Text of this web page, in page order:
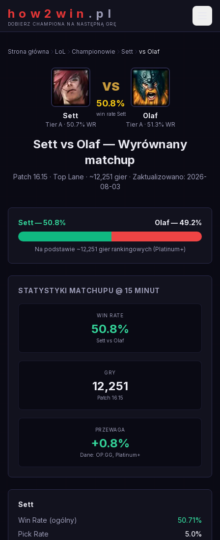
how2win . pl
DOBIERZ CHAMPIONA NA NASTĘPNĄ GRĘ
Strona główna LoL Championowie Sett vs Olaf
Sett
TierA· 50.7% WR
VS
50.8%
win rate Sett Olaf
TierA· 51.3% WR
Sett vs Olaf — Wyrównany
matchup
Patch 16.15 · Top Lane · ~12,251 gier · Zaktualizowano: 2026-
08-03
Sett—50.8% Olaf— 49.2%
Na podstawie ~12,251 gier rankingowych (Platinum+)
STATYSTYKI MATCHUPU @ 15 MINUT
WIN RATE
50.8%
Settvs Olaf
GRY
12,251
Patch 16.15
PRZEWAGA
+0.8%
Dane: OP.GG, Platinum+
Sett
Win Rate (ogólny)
50.71%
Pick Rate
5.0%